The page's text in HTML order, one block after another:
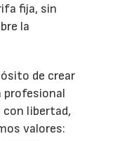
fija, sin
la
de crear
profesional
con libertad,
valores: